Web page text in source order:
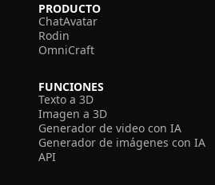
PRODUCTO
ChatAvatar
Rodin
OmniCraft
FUNCIONES
Texto a 3D
Imagen a 3D
Generador de video con IA
Generador de imágenes con IA
API